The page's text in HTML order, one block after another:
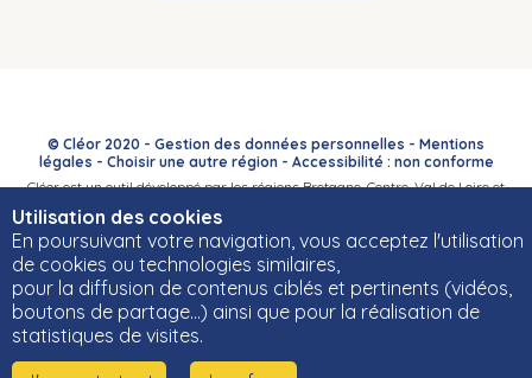
Utilisation des cookies
En poursuivant votre navigation, vous acceptez l'utilisation
de cookies ou technologies similaires,
pour la diffusion de contenus ciblés et pertinents (vidéos,
boutons de partage…) ainsi que pour la réalisation de
statistiques de visites.
© Cléor 2020 - Gestion des données personnelles - Mentions
légales - Choisir une autre région- Accessibilité : non conforme
Cléor est un outil développé par les régions Bretagne, Centre-Val de Loire et